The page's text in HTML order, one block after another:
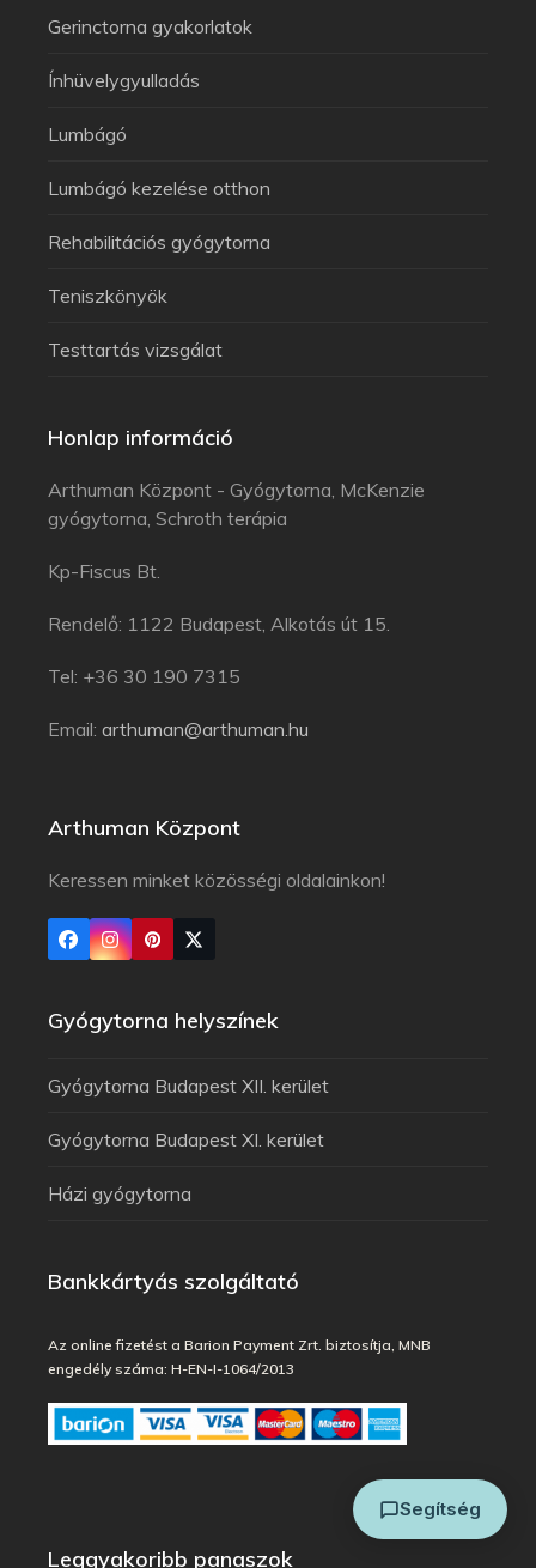
Gerinctorna gyakorlatok
Ínhüvelygyulladás
Lumbágó
Lumbágó kezelése otthon
Rehabilitációs gyógytorna
Teniszkönyök
Testtartás vizsgálat
Honlap információ
Arthuman Központ - Gyógytorna, McKenzie
gyógytorna, Schroth terápia
Kp-Fiscus Bt.
Rendelő: 1122 Budapest, Alkotás út 15.
Tel: +36 30 190 7315
Email: arthuman@arthuman.hu
Arthuman Központ
Keressen minket közösségi oldalainkon!
Gyógytorna helyszínek
Gyógytorna Budapest XII. kerület
Gyógytorna Budapest XI. kerület
Házi gyógytorna
Bankkártyás szolgáltató
Az online fizetést a Barion Payment Zrt. biztosítja, MNB
engedély száma: H-EN-I-1064/2013
Leggyakoribb panaszok
Segítség
Általában azonnal válaszolok